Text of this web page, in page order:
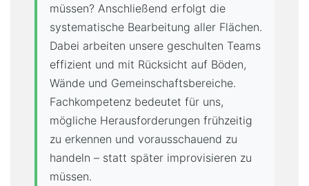
müssen? Anschließend erfolgt die
systematische Bearbeitung aller Flächen.
Dabei arbeiten unsere geschulten Teams
effizient und mit Rücksicht auf Böden,
Wände und Gemeinschaftsbereiche.
Fachkompetenz bedeutet für uns,
mögliche Herausforderungen frühzeitig
zu erkennen und vorausschauend zu
handeln – statt später improvisieren zu
müssen.